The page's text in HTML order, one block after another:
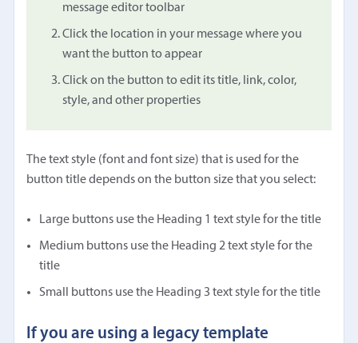
message editor toolbar
Click the location in your message where you
want the button to appear
Click on the button to edit its title, link, color,
style, and other properties
The text style (font and font size) that is used for the
button title depends on the button size that you select:
Large buttons use the Heading 1 text style for the title
Medium buttons use the Heading 2 text style for the
title
Small buttons use the Heading 3 text style for the title
If you are using a legacy template